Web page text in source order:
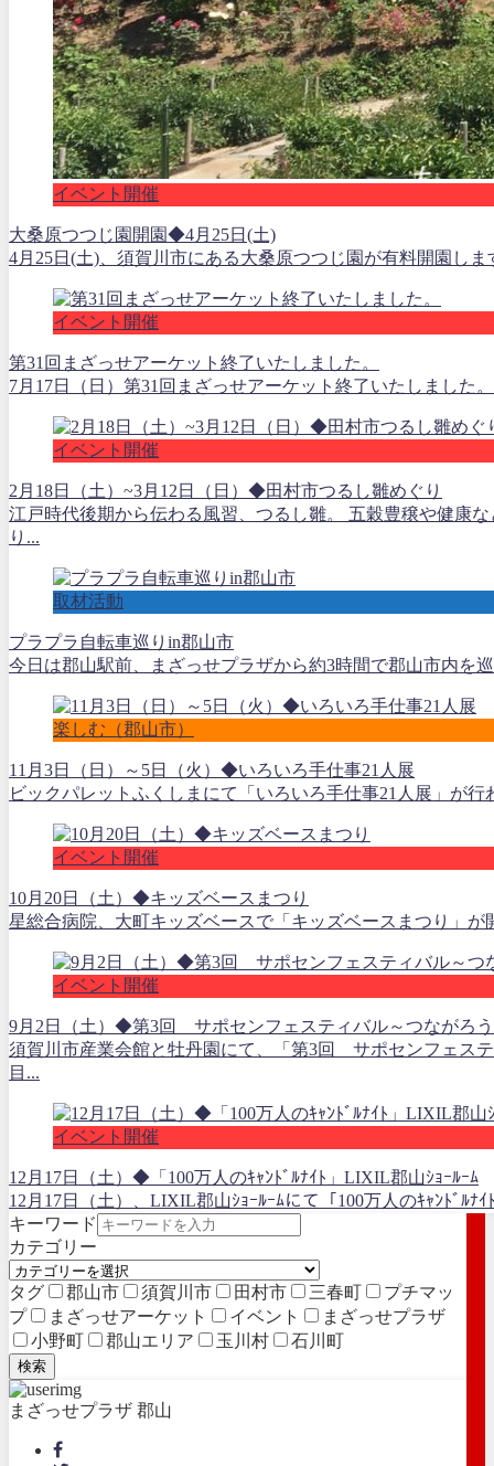
イベント開催
大桑原つつじ園開園◆4月25日(土)
4月25日(土)、須賀川市にある大桑原つつじ園が有料開園し
イベント開催
第31回まざっせアーケット終了いたしました。
7月17日（日）第31回まざっせアーケット終了いたしました
イベント開催
2月18日（土）~3月12日（日）◆田村市つるし雛めぐり
江戸時代後期から伝わる風習、つるし雛。 五穀豊穣や健康
り...
取材活動
プラプラ自転車巡りin郡山市
今日は郡山駅前、まざっせプラザから約3時間で郡山市内を
楽しむ（郡山市）
11月3日（日）～5日（火）◆いろいろ手仕事21人展
ビックパレットふくしまにて「いろいろ手仕事21人展」が
イベント開催
10月20日（土）◆キッズベースまつり
星総合病院、大町キッズベースで「キッズベースまつり」
イベント開催
9月2日（土）◆第3回 サポセンフェスティバル～つながろ
須賀川市産業会館と牡丹園にて、「第3回 サポセンフェス
目...
イベント開催
12月17日（土）◆「100万人のｷｬﾝﾄﾞﾙﾅｲﾄ」LIXIL郡山ｼｮｰﾙｰﾑ
12月17日（土）、LIXIL郡山ｼｮｰﾙｰﾑにて「100万人のｷｬﾝﾄﾞﾙﾅ
キーワード
カテゴリー
タグ 郡山市 須賀川市 田村市 三春町
プチマッ
プ
まざっせアーケット イベント
まざっせプラザ
小野町
郡山エリア 玉川村 石川町
検索
まざっせプラザ 郡山